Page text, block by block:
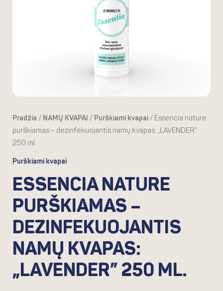
Pradžia / NAMŲ KVAPAI / Purškiami kvapai/ Essencia nature
purškiamas – dezinfekuojantis namų kvapas: „LAVENDER”
250 ml.
Purškiami kvapai
ESSENCIA NATURE
PURŠKIAMAS –
DEZINFEKUOJANTIS
NAMŲ KVAPAS:
„LAVENDER” 250 ML.